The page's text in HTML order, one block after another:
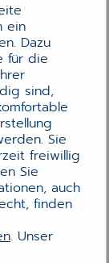
ein
Dazu
für die
sind,
Sie
freiwillig
Sie
auch
finden
. Unser